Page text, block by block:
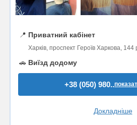
📍 Приватний кабінет
Харків, проспект Героїв Харкова,
🚗 Виїзд додому
+38 (050) 980..
Докладніше